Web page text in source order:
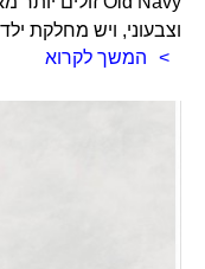
וצבעוני, ויש מחלקת
המשך לקרוא